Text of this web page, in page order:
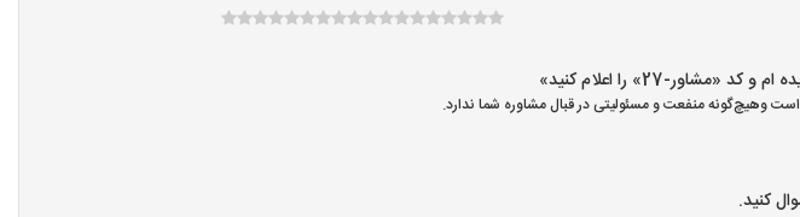
27» را اعلام کنید»
وهیچ‌گونه منفعت و مسئولیتی در قبال مشاوره شما ندارد.
کنید.